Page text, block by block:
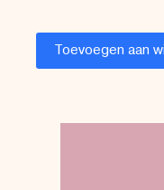
Toevoegen aan